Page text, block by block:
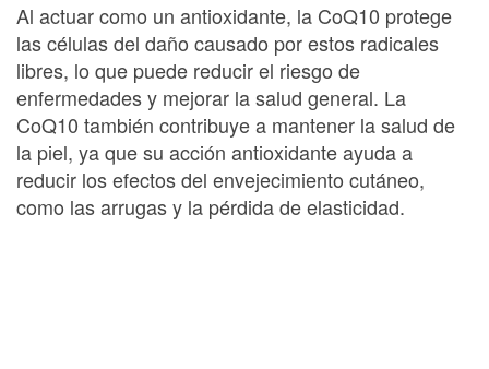
Al actuar como un antioxidante, la CoQ10 protege
las células del daño causado por estos radicales
libres, lo que puede reducir el riesgo de
enfermedades y mejorar la salud general. La
CoQ10 también contribuye a mantener la salud de
la piel, ya que su acción antioxidante ayuda a
reducir los efectos del envejecimiento cutáneo,
como las arrugas y la pérdida de elasticidad.